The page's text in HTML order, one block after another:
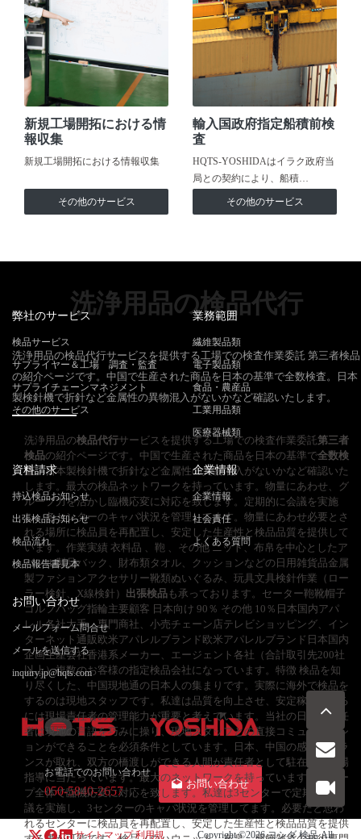
新規工場開拓における情
報収集
新規工場開拓における情報収集
その他のサービス
輸入国政府指定船積前検
査
HQTS-YOSHIDAはイラク政府当
局との契約により、船積…
その他のサービス
洗浄用品の検品代行
洗浄用品の検品代行サービスを提供する工場での検査作業委託 第三者検品
の紹介ページです。中国で生産された商品を日本の基準で全数検査。日本
製検針機で折針など金属性の異物混入がないかなど確認いたします。
洗浄用品の検品代行サービスを提供する工場での検査作業委託第三者
検品の紹介ページです。中国で生産された商品を日本の基準で全数検
査。日本製検針機で折針など金属性の異物混入がないかなど確認いた
します。最大の検品ネットワークを持っています。物量にあわせ、グ
ループ力を活かし臨機応変に対応を致します。定期的に会議を実施
し、各センターのキャパ状況を管理してます。物量にあわせ必要とさ
れる場所に検品員を再配置し、安定した生産性と検品品質を提供して
います。作業実績 衣料品 、鞄 、その他 ニット、布帛を中心としたア
パレル製品バック、財布類タオル、クッションなどの日用雑貨品金属
製ファションアクセサリー靴類ぬいぐるみ、玩具文具検針作業（ロー
ラー検針、X線検針） 出張検品も承っております。セーター鞄靴帽子
ゴルフバッグ指輪主要顧客 日本向け 90％ その他 10％日本国内アパ
レル各社大手、専門商社、小売チェーン店テレビショッピング、イン
ターネット通販欧米アパレルブランド欧米アパレルブランド日本国内
企画生産会社香港系メーカー、エージェント各社（合計取引先200社
以上）複数のお客様の指定検品会社になっています。特徴 検品を知
り尽くした、中国現地通の日本人の集まりです。実際に海外で検品を
するのは現地スタッフです。私達は品質を向上させ、安定稼働させる
には現場責任者の管理能力が重要と考えています。当社の日本人責任
者は現地の言語を巧みに操り、現地スタッフとの直接コミュニケーシ
ョンができることを必須条件としています。日本、中国の感覚のバラ
ンスが取れ、双方の橋渡しができる人間が責任者として駐在し、現場
指導に当たっています。最大のネットワークを持っています。グルー
プ全体で臨機応変に対応を致します。私達は3センターで定期的に会
議を実施し、3センターのキャパ状況を管理してます。必要だと思わ
れるセンターに検品員を再配置し、安定した生産性と検品品質を提供
弊社のサービス
検品サービス
サプライヤー＆工場 調査・監査
サプライチェーンマネジメント
その他のサービス
業務範囲
繊維製品類
電子製品類
食品・農産品
工業用品類
医療器械類
資料請求
持込検品お知らせ
出張検品お知らせ
検品流れ
検品報告書見本
企業情報
企業情報
社会責任
よくある質問
お問い合わせ
メールフォーム問合せ
メールを送信する
inquiry.jp@hqts.com
お電話でのお問い合わせ
050-5840-2657
お問い合わせ
サイトマップ 利用規 Copyright ©2026ヨシダ 検品All